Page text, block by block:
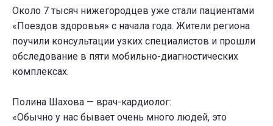
Около 7 тысяч нижегородцев уже стали пациентами
«Поездов здоровья» с начала года. Жители региона
поучили консультации узких специалистов и прошли
обследование в пяти мобильно-диагностических
комплексах.
Полина Шахова — врач-кардиолог:
«Обычно у нас бывает очень много людей, это